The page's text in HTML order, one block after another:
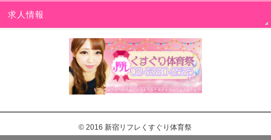
求人情報
© 2016新宿リフレくすぐり体育祭